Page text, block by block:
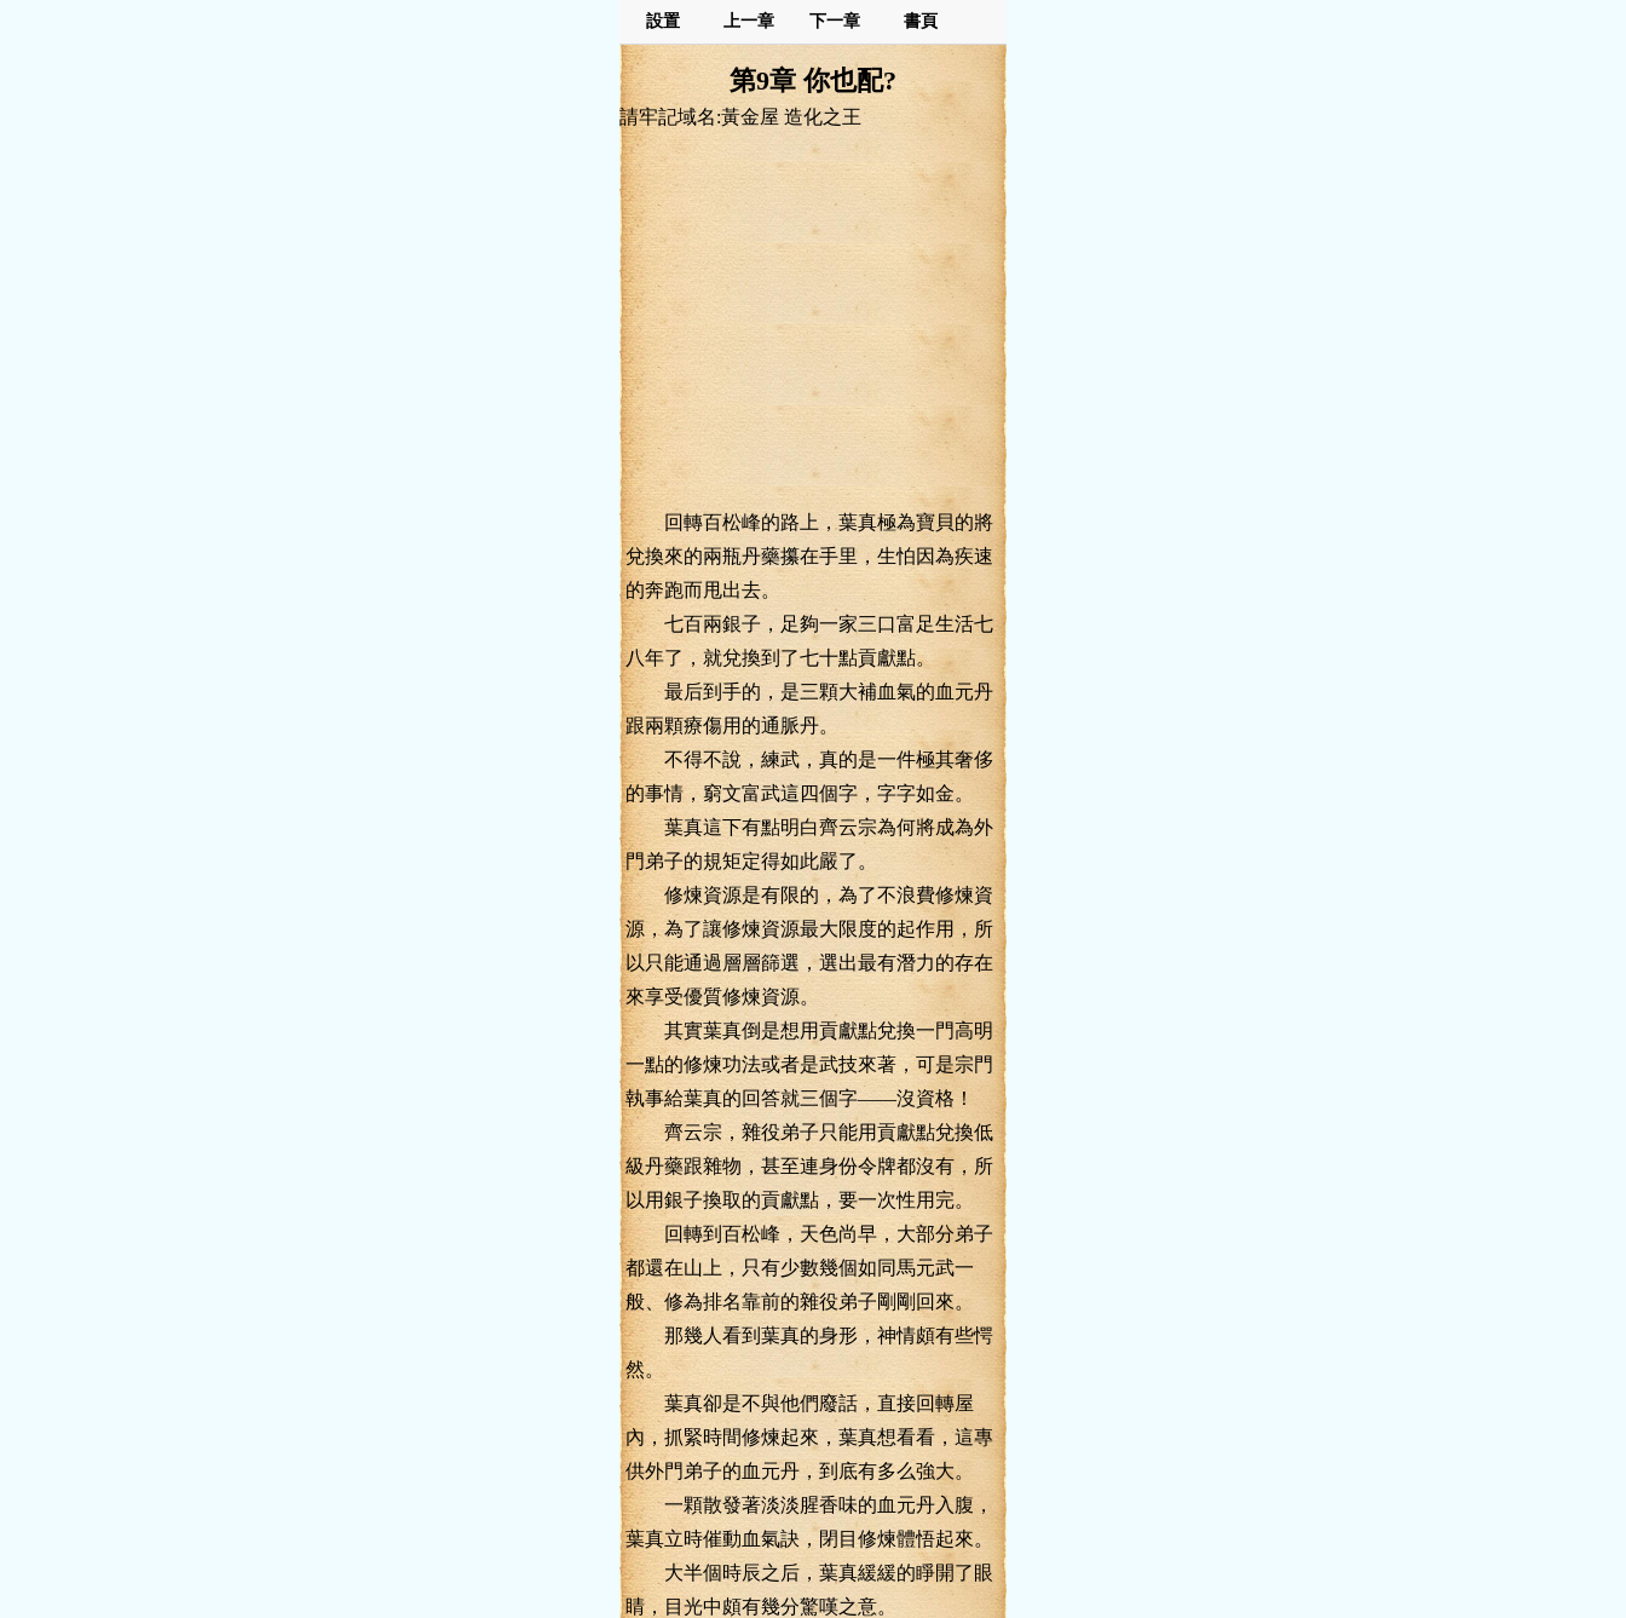
設置 上一章 下一章 書頁
第9章 你也配?
請牢記域名:黃金屋 造化之王
回轉百松峰的路上，葉真極為寶貝的將
兌換來的兩瓶丹藥攥在手里，生怕因為疾速
的奔跑而甩出去。
七百兩銀子，足夠一家三口富足生活七
八年了，就兌換到了七十點貢獻點。
最后到手的，是三顆大補血氣的血元丹
跟兩顆療傷用的通脈丹。
不得不說，練武，真的是一件極其奢侈
的事情，窮文富武這四個字，字字如金。
葉真這下有點明白齊云宗為何將成為外
門弟子的規矩定得如此嚴了。
修煉資源是有限的，為了不浪費修煉資
源，為了讓修煉資源最大限度的起作用，所
以只能通過層層篩選，選出最有潛力的存在
來享受優質修煉資源。
其實葉真倒是想用貢獻點兌換一門高明
一點的修煉功法或者是武技來著，可是宗門
執事給葉真的回答就三個字——沒資格！
齊云宗，雜役弟子只能用貢獻點兌換低
級丹藥跟雜物，甚至連身份令牌都沒有，所
以用銀子換取的貢獻點，要一次性用完。
回轉到百松峰，天色尚早，大部分弟子
都還在山上，只有少數幾個如同馬元武一
般、修為排名靠前的雜役弟子剛剛回來。
那幾人看到葉真的身形，神情頗有些愕
然。
葉真卻是不與他們廢話，直接回轉屋
內，抓緊時間修煉起來，葉真想看看，這專
供外門弟子的血元丹，到底有多么強大。
一顆散發著淡淡腥香味的血元丹入腹，
葉真立時催動血氣訣，閉目修煉體悟起來。
大半個時辰之后，葉真緩緩的睜開了眼
睛，目光中頗有幾分驚嘆之意。